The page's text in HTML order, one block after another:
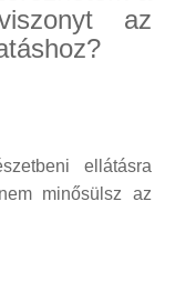
az
ellátásra
minősülsz az